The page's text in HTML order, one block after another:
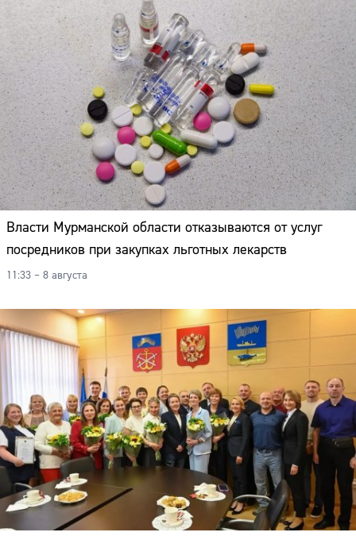
Власти Мурманской области отказываются от услуг
посредников при закупках льготных лекарств
11:33 – 8 августа